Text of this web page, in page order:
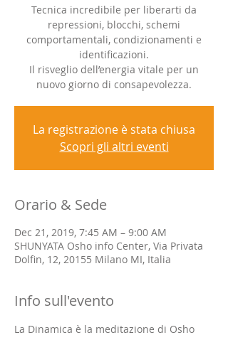
Tecnica incredibile per liberarti da
repressioni, blocchi, schemi
comportamentali, condizionamenti e
identificazioni.
Il risveglio dell’energia vitale per un
nuovo giorno di consapevolezza.
La registrazione è stata chiusa
Scopri gli altri eventi
Orario & Sede
Dec 21, 2019, 7:45 AM – 9:00 AM
SHUNYATA Osho info Center, Via Privata
Dolfin, 12, 20155 Milano MI, Italia
Info sull'evento
La Dinamica è la meditazione di Osho